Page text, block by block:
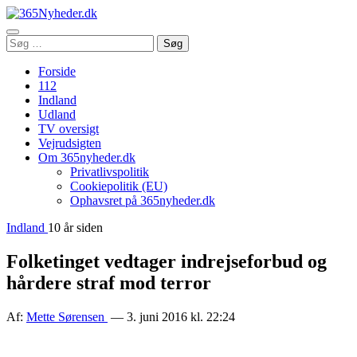
Åbn
menu
Søg
efter:
Søg
Forside
112
Indland
Udland
TV oversigt
Vejrudsigten
Om 365nyheder.dk
Privatlivspolitik
Cookiepolitik (EU)
Ophavsret på 365nyheder.dk
Indland 10 år siden
Folketinget vedtager indrejseforbud og
hårdere straf mod terror
Af: Mette Sørensen — 3. juni 2016 kl. 22:24